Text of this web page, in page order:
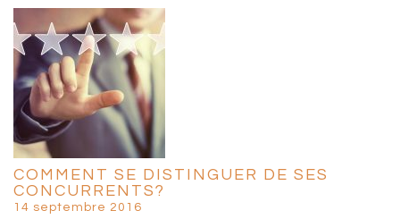
COMMENT SE DISTINGUER DE SES
CONCURRENTS?
14 septembre 2016